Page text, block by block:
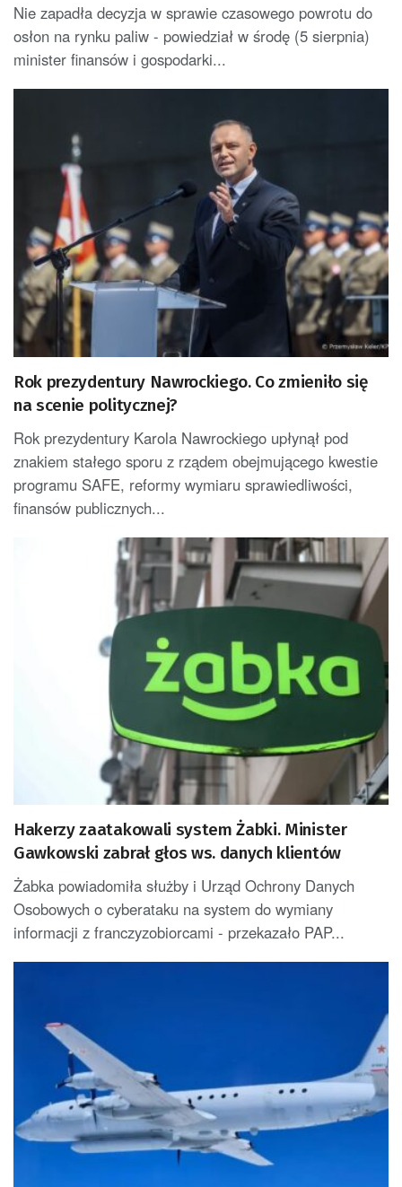
Nie zapadła decyzja w sprawie czasowego powrotu do
osłon na rynku paliw - powiedział w środę (5 sierpnia)
minister finansów i gospodarki...
Rok prezydentury Nawrockiego. Co zmieniło się
na scenie politycznej?
Rok prezydentury Karola Nawrockiego upłynął pod
znakiem stałego sporu z rządem obejmującego kwestie
programu SAFE, reformy wymiaru sprawiedliwości,
finansów publicznych...
Hakerzy zaatakowali system Żabki. Minister
Gawkowski zabrał głos ws. danych klientów
Żabka powiadomiła służby i Urząd Ochrony Danych
Osobowych o cyberataku na system do wymiany
informacji z franczyzobiorcami - przekazało PAP...